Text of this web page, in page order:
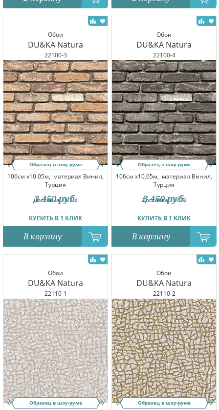
Обои
DU&KA Natura
22100-3
Образец в шоу-руме
106см x10.05м, материал Винил,
Турция
Доставка:08.08
КУПИТЬ В 1 КЛИК
3 450 руб.
В корзину
Обои
DU&KA Natura
22100-4
Образец в шоу-руме
106см x10.05м, материал Винил,
Турция
Доставка:08.08
КУПИТЬ В 1 КЛИК
3 450 руб.
В корзину
Обои
DU&KA Natura
22110-1
Образец в шоу-руме
Обои
DU&KA Natura
22110-2
Образец в шоу-руме